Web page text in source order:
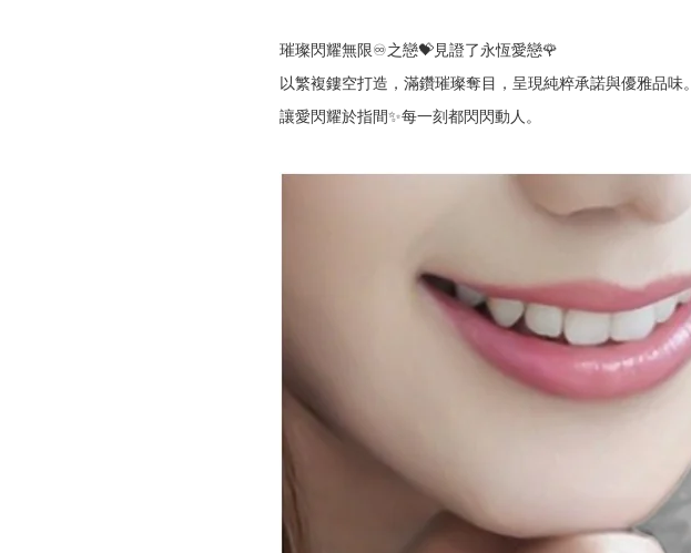
璀璨閃耀無限♾️之戀💝見證了永恆愛戀🌹
以繁複鏤空打造，滿鑽璀璨奪目，呈現純粹承諾與優雅品味。
讓愛閃耀於指間✨每一刻都閃閃動人。